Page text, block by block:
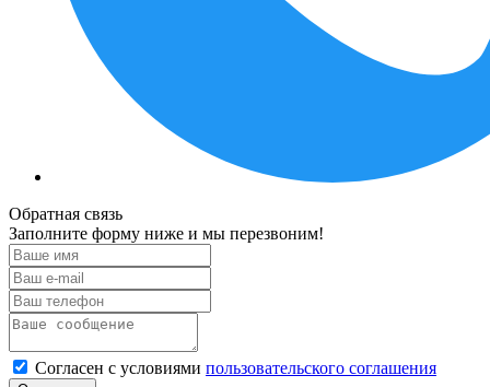
Обратная связь
Заполните форму ниже и мы перезвоним!
Согласен с условиями пользовательского соглашения